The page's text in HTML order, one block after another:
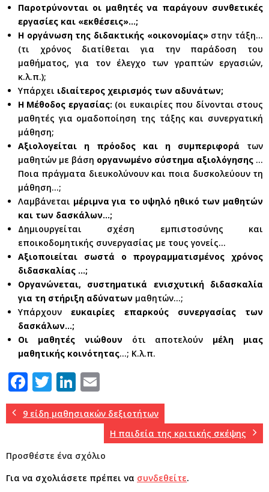
Παροτρύνονται οι μαθητές να παράγουν συνθετικές
εργασίες και «εκθέσεις»…;
Η οργάνωση της διδακτικής «οικονομίας»στην τάξη…
(τι χρόνος διατίθεται για την παράδοση του
μαθήματος, για τον έλεγχο των γραπτών εργασιών,
κ.λ.π.);
Υπάρχει ιδιαίτερος χειρισμός των αδυνάτων;
Η Μέθοδος εργασίας: (οι ευκαιρίες που δίνονται στους
μαθητές για ομαδοποίηση της τάξης και συνεργατική
μάθηση;
Αξιολογείται η πρόοδος και η συμπεριφορά των
μαθητών με βάση οργανωμένο σύστημα αξιολόγησης …
Ποια πράγματα διευκολύνουν και ποια δυσκολεύουν τη
μάθηση…;
Λαμβάνεται μέριμνα για το υψηλό ηθικό των μαθητών
και των δασκάλων…;
Δημιουργείται σχέση εμπιστοσύνης και
εποικοδομητικής συνεργασίας με τους γονείς…
Αξιοποιείται σωστά ο προγραμματισμένος χρόνος
διδασκαλίας …;
Οργανώνεται, συστηματικά ενισχυτική διδασκαλία
για τη στήριξη αδύνατων μαθητών…;
Υπάρχουνευκαιρίες επαρκούς συνεργασίας των
δασκάλων…;
Οι μαθητές νιώθουνότι αποτελούν μέλη μιας
μαθητικής κοινότητας…; Κ.λ.π.
F
a
c
b
o
T
w
it
r
Li
n
k
dI
n
m
ai
l
9 είδη μαθησιακών δεξιοτήτων
Η παιδεία της κριτικής σκέψης
Προσθέστε ένα σχόλιο
Για να σχολιάσετε πρέπει να συνδεθείτε.